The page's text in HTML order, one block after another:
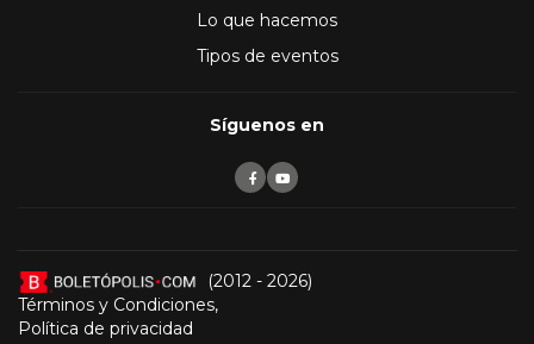
Lo que hacemos
Tipos de eventos
Síguenos en
(2012 - 2026)
Términos y Condiciones,
Política de privacidad